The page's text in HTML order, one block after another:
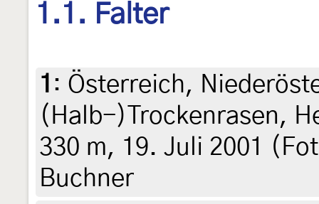
1.1. Falter
1 : Österreich,
(Halb-)Trockenrasen,
330 m, 19. Juli 2001
Buchner